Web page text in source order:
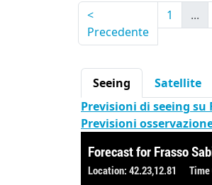
<
Precedente
1 ...
Seeing Satellite
Previsioni di seeing su
Previsioni